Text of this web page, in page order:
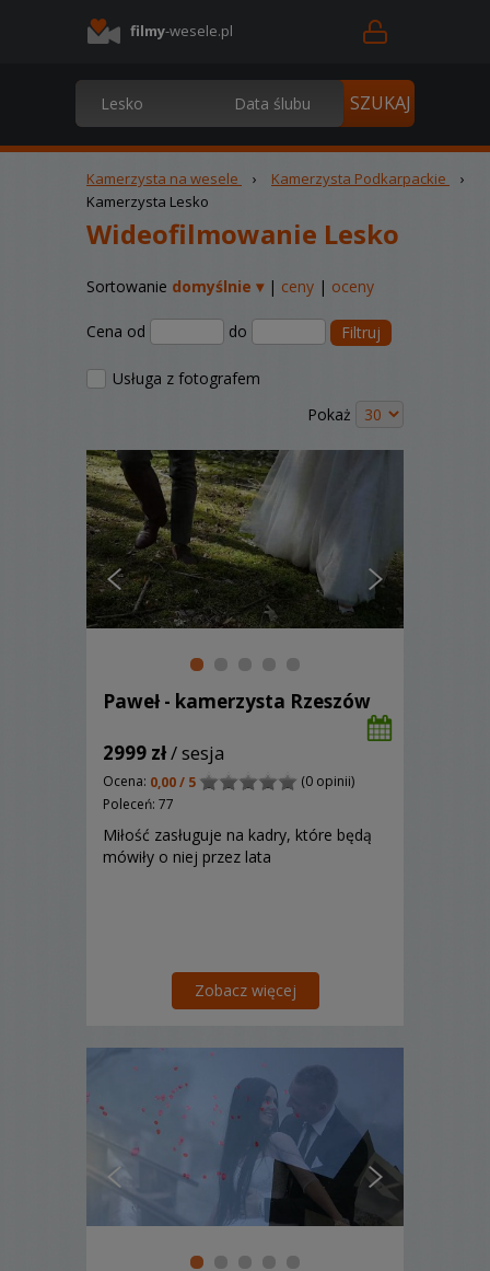
filmy-wesele.pl
Kamerzysta na wesele › Kamerzysta Podkarpackie
›
Kamerzysta Lesko
Wideofilmowanie Lesko
Sortowanie domyślnie ▾| ceny | oceny
Cena od do Filtruj
Usługa z fotografem
Pokaż
Paweł - kamerzysta Rzeszów
2999 zł/ sesja
Ocena: 0,00 / 5
(0 opinii)
Poleceń: 77
Miłość zasługuje na kadry, które będą
mówiły o niej przez lata
Zobacz więcej